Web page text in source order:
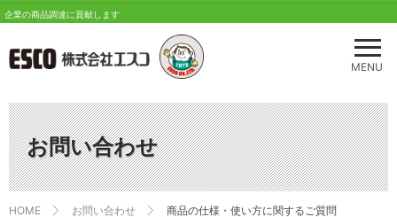
メ
ニ
を
開
く
MENU
企業の商品調達に貢献します
お問い合わせ
HOME お問い合わせ 商品の仕様・使い方に関するご質問